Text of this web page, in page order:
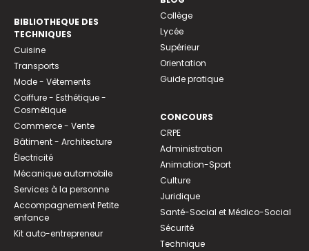
BIBLIOTHEQUE DES
TECHNIQUES
Cuisine
Transports
Mode - Vêtements
Coiffure - Esthétique -
Cosmétique
Commerce - Vente
Bâtiment - Architecture
Électricité
Mécanique automobile
Services à la personne
Accompagnement Petite
enfance
Kit auto-entrepreneur
Collège
Lycée
Supérieur
Orientation
Guide pratique
CONCOURS
CRPE
Administration
Animation-Sport
Culture
Juridique
Santé-Social et Médico-Social
Sécurité
Technique